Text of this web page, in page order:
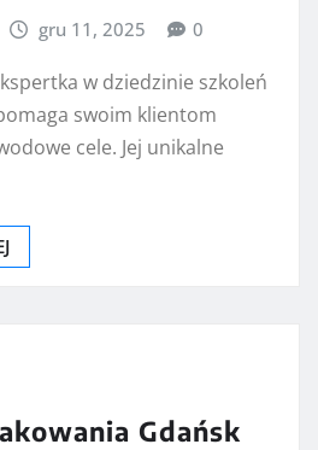
gru 11, 2025 0
w dziedzinie szkoleń
swoim klientom
cele. Jej unikalne
Gdańsk